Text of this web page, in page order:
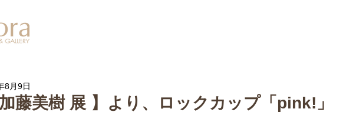
加藤美樹 展 】より、ロックカップ「pink!」
8月9日